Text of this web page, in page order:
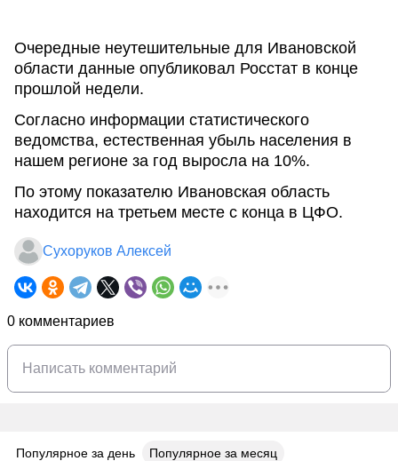
Очередные неутешительные для Ивановской
области данные опубликовал Росстат в конце
прошлой недели.
Согласно информации статистического
ведомства, естественная убыль населения в
нашем регионе за год выросла на 10%.
По этому показателю Ивановская область
находится на третьем месте с конца в ЦФО.
Сухоруков Алексей
0 комментариев
Популярное за день Популярное за месяц